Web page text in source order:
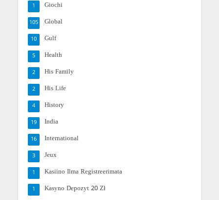
Giochi
1
Global
105
Gulf
10
Health
5
His Family
2
His Life
2
History
4
India
19
International
16
Jeux
3
Kasiino Ilma Registreerimata
1
Kasyno Depozyt 20 Zł
1